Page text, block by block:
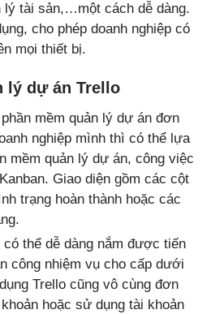
lý tài sản,…một cách dễ dàng.
cho phép doanh nghiệp có
mọi thiết bị.
lý dự án Trello
mềm quản lý dự án đơn
nghiệp mình thì có thể lựa
mềm quản lý dự án, công việc
Giao diện gồm các cột
trạng hoàn thành hoặc các
thể dễ dàng nắm được tiến
công nhiệm vụ cho cấp dưới
Trello cũng vô cùng đơn
hoặc sử dụng tài khoản